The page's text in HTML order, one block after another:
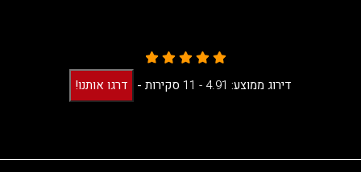
דירוג ממוצע: 4.91 -
11 סקירות - דרגו אותנו!